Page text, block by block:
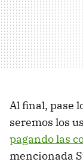
Al final, pase
seremos los
pagando las
mencionada